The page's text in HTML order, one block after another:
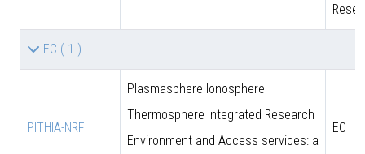
EC ( 1 )
PITHIA-NRF
Plasmasphere Ionosphere
Thermosphere Integrated Research
Environment and Access services: a
EC